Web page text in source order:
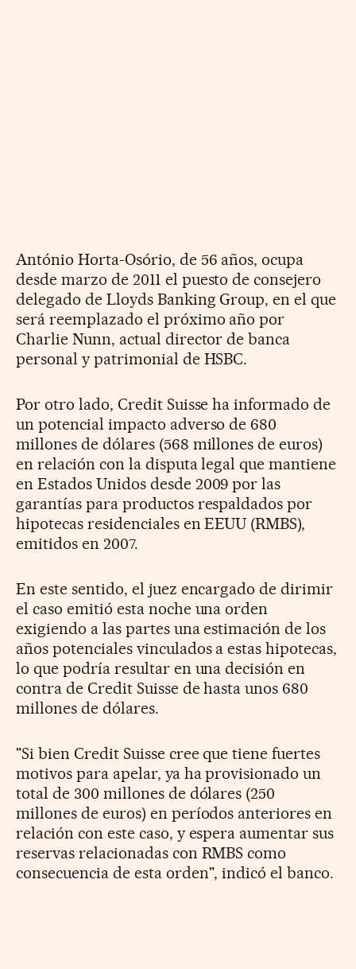
António Horta-Osório, de 56 años, ocupa
desde marzo de 2011 el puesto de consejero
delegado de Lloyds Banking Group, en el que
será reemplazado el próximo año por
Charlie Nunn, actual director de banca
personal y patrimonial de HSBC.
Por otro lado, Credit Suisse ha informado de
un potencial impacto adverso de 680
millones de dólares (568 millones de euros)
en relación con la disputa legal que mantiene
en Estados Unidos desde 2009 por las
garantías para productos respaldados por
hipotecas residenciales en EEUU (RMBS),
emitidos en 2007.
En este sentido, el juez encargado de dirimir
el caso emitió esta noche una orden
exigiendo a las partes una estimación de los
años potenciales vinculados a estas hipotecas,
lo que podría resultar en una decisión en
contra de Credit Suisse de hasta unos 680
millones de dólares.
"Si bien Credit Suisse cree que tiene fuertes
motivos para apelar, ya ha provisionado un
total de 300 millones de dólares (250
millones de euros) en períodos anteriores en
relación con este caso, y espera aumentar sus
reservas relacionadas con RMBS como
consecuencia de esta orden", indicó el banco.